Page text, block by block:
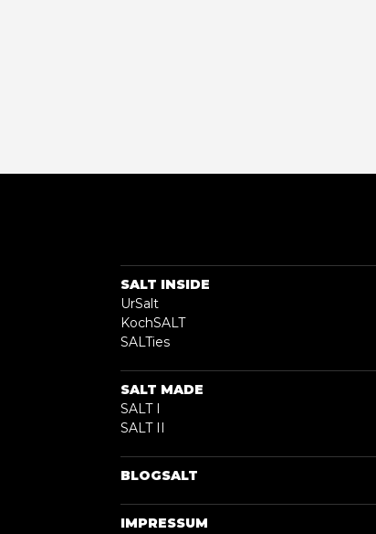
SALT INSIDE
UrSalt
KochSALT
SALTies
SALT MADE
SALT I
SALT II
BLOGSALT
IMPRESSUM